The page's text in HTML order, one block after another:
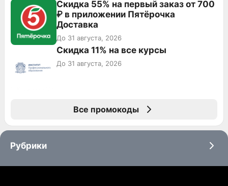
Скидка 55% на первый заказ от 700
₽ в приложении Пятёрочка
Доставка
До 31 августа, 2026
Скидка 11% на все курсы
До 31 августа, 2026
Все промокоды
Рубрики